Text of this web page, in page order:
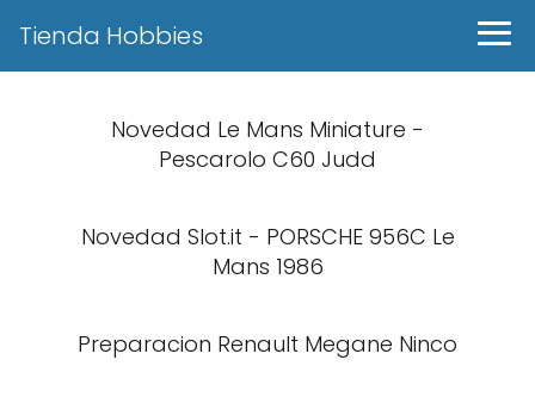
Tienda Hobbies
Novedad Le Mans Miniature -
Pescarolo C60 Judd
Novedad Slot.it - PORSCHE 956C Le
Mans 1986
Preparacion Renault Megane Ninco